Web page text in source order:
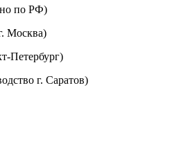
по РФ)
Москва)
Петербург)
г. Саратов)